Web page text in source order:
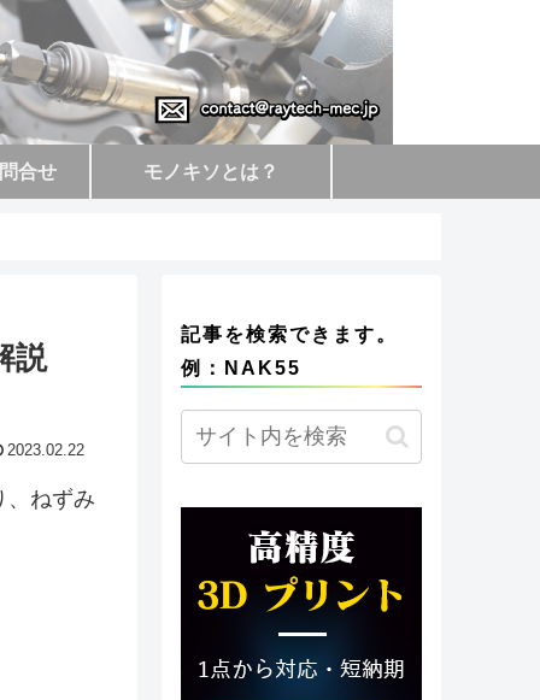
合せ モノキソとは？
説
2023.02.22
、ねずみ
記事を検索できます。
例：NAK55